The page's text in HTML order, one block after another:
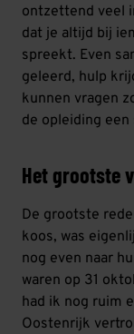
ontzettend veel
dat je altijd bij
spreekt. Even
geleerd, hulp
kunnen vragen
de opleiding
Het grootste
De grootste
koos, was
nog even naar
waren op 31
had ik nog ruim
Oostenrijk